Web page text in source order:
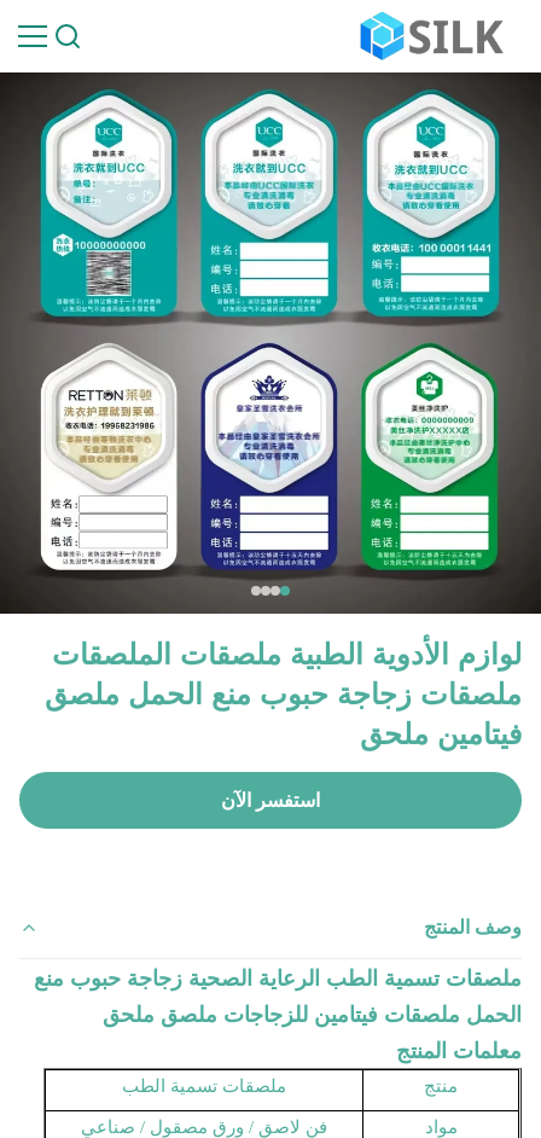
لوازم الأدوية الطبية ملصقات الملصقات
ملصقات زجاجة حبوب منع الحمل ملصق
فيتامين ملحق
استفسر الآن
وصف المنتج
ملصقات تسمية الطب الرعاية الصحية زجاجة حبوب منع
الحمل ملصقات فيتامين للزجاجات ملصق ملحق
معلمات المنتج
منتج ملصقات تسمية الطب
مواد
فن لاصق / ورق مصقول / صناعي